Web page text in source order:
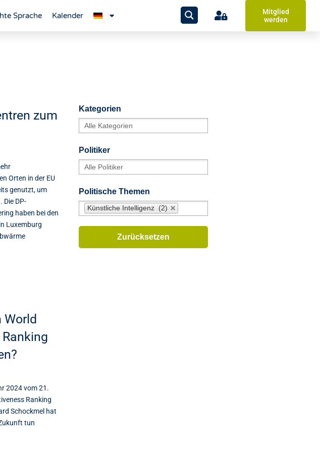
Sprache Kalender
Mitglied
werden
zum
Orten in der EU
genutzt, um
Die DP-
haben bei den
Luxemburg
World
2024 vom 21.
Ranking
Schockmel hat
tun
Kategorien
Politiker
Politische Themen
Künstliche Intelligenz (2)